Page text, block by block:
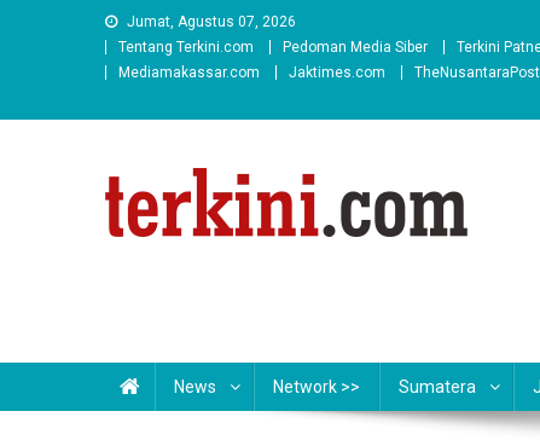
Jumat, Agustus 07, 2026
Tentang Terkini.com
Pedoman Media Siber Terkini
Mediamakassar.com
Jaktimes.com
News Network >> Sumatera